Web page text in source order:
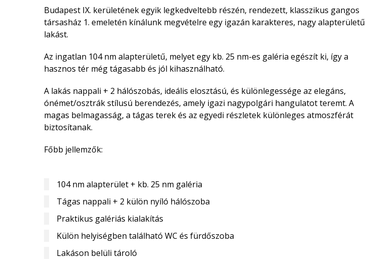
Budapest IX. kerületének egyik legkedveltebb részén, rendezett, klasszikus gangos
társasház 1. emeletén kínálunk megvételre egy igazán karakteres, nagy alapterületű
lakást.
Az ingatlan 104 nm alapterületű, melyet egy kb. 25 nm-es galéria egészít ki, így a
hasznos tér még tágasabb és jól kihasználható.
A lakás nappali + 2 hálószobás, ideális elosztású, és különlegessége az elegáns,
ónémet/osztrák stílusú berendezés, amely igazi nagypolgári hangulatot teremt. A
magas belmagasság, a tágas terek és az egyedi részletek különleges atmoszférát
biztosítanak.
Főbb jellemzők:
104 nm alapterület + kb. 25 nm galéria
Tágas nappali + 2 külön nyíló hálószoba
Praktikus galériás kialakítás
Külön helyiségben található WC és fürdőszoba
Lakáson belüli tároló